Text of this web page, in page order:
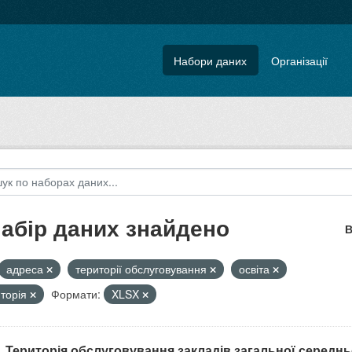
Набори даних Організації
даних знайдено
адреса території обслуговування
освіта
Формати: XLSX